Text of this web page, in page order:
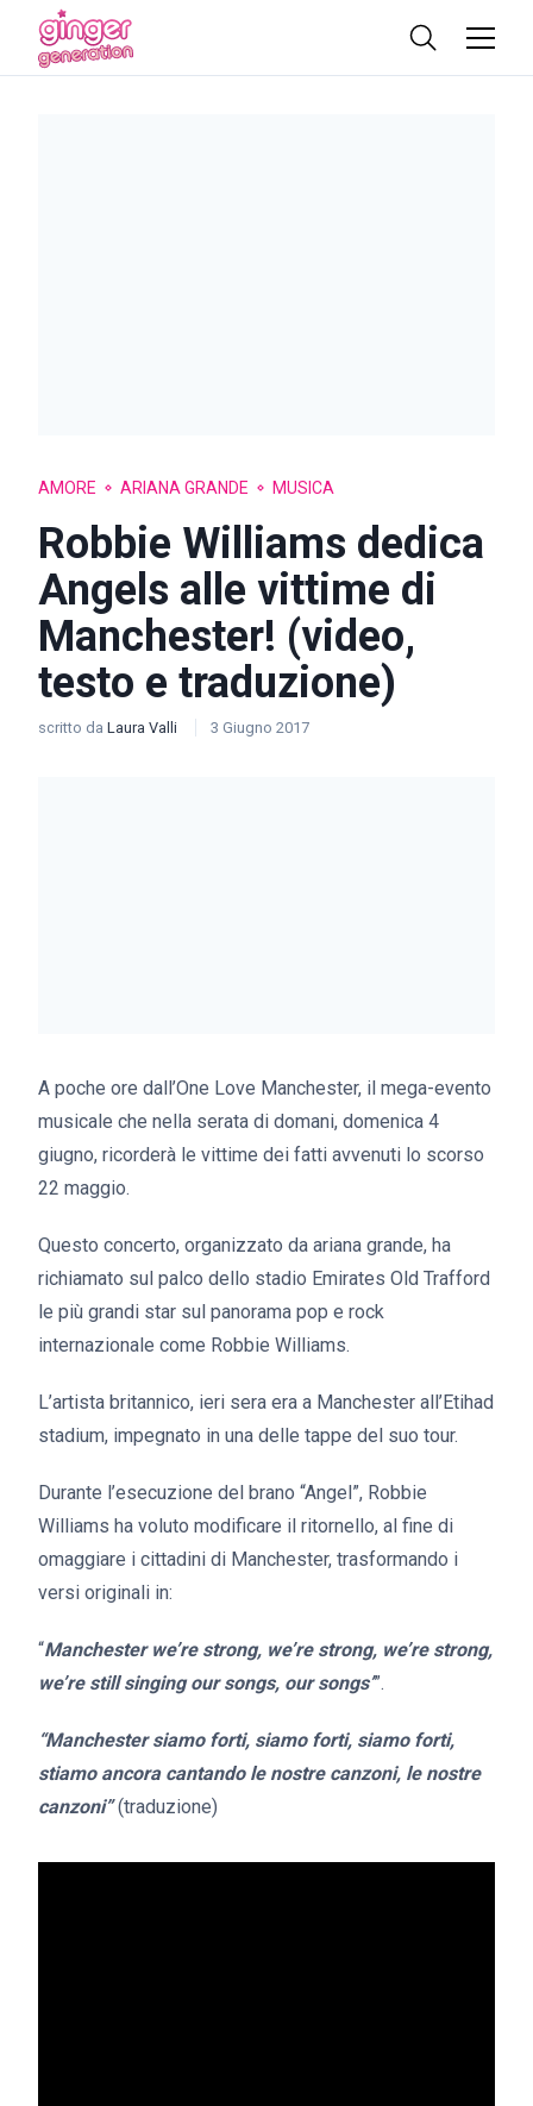
AMORE ARIANA GRANDE MUSICA
Robbie Williams dedica
Angels alle vittime di
Manchester! (video,
testo e traduzione)
scritto da Laura Valli 3 Giugno 2017
A poche ore dall’One Love Manchester, il mega-evento
musicale che nella serata di domani, domenica 4
giugno, ricorderà le vittime dei fatti avvenuti lo scorso
22 maggio.
Questo concerto, organizzato da ariana grande, ha
richiamato sul palco dello stadio Emirates Old Trafford
le più grandi star sul panorama pop e rock
internazionale come Robbie Williams.
L’artista britannico, ieri sera era a Manchester all’Etihad
stadium, impegnato in una delle tappe del suo tour.
Durante l’esecuzione del brano “Angel”, Robbie
Williams ha voluto modificare il ritornello, al fine di
omaggiare i cittadini di Manchester, trasformando i
versi originali in:
“Manchester we’re strong, we’re strong, we’re strong,
we’re still singing our songs, our songs’”.
“Manchester siamo forti, siamo forti, siamo forti,
stiamo ancora cantando le nostre canzoni, le nostre
canzoni”(traduzione)